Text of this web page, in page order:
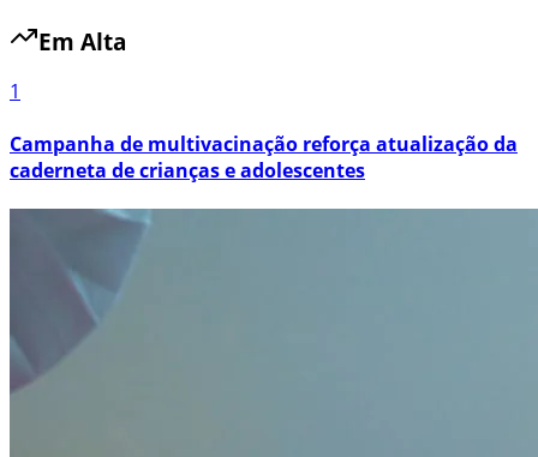
Em Alta
1
Campanha de multivacinação reforça atualização da
caderneta de crianças e adolescentes